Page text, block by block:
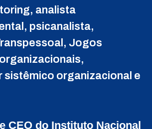
analista
psicanalista,
Jogos
sistêmico organizacional e
CEO do Instituto Nacional